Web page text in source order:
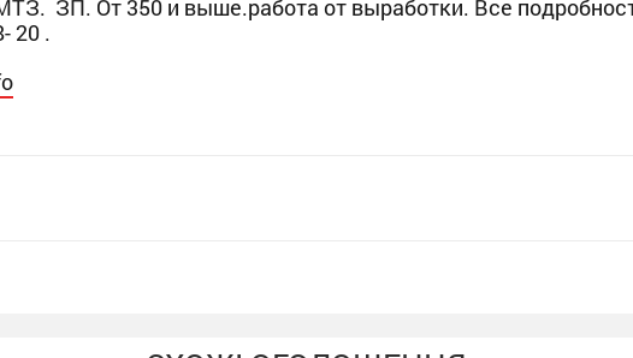
ЗП. От 350 и выше.работа от выработки. Все
20 .